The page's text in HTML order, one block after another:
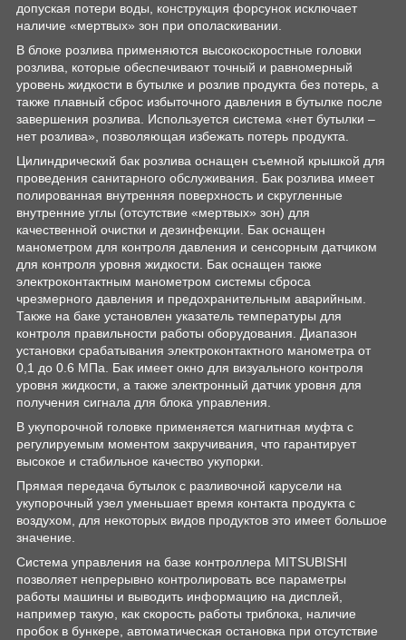
допуская потери воды, конструкция форсунок исключает
наличие «мертвых» зон при ополаскивании.
В блоке розлива применяются высокоскоростные головки
розлива, которые обеспечивают точный и равномерный
уровень жидкости в бутылке и розлив продукта без потерь, а
также плавный сброс избыточного давления в бутылке после
завершения розлива. Используется система «нет бутылки –
нет розлива», позволяющая избежать потерь продукта.
Цилиндрический бак розлива оснащен съемной крышкой для
проведения санитарного обслуживания. Бак розлива имеет
полированная внутренняя поверхность и скругленные
внутренние углы (отсутствие «мертвых» зон) для
качественной очистки и дезинфекции. Бак оснащен
манометром для контроля давления и сенсорным датчиком
для контроля уровня жидкости. Бак оснащен также
электроконтактным манометром системы сброса
чрезмерного давления и предохранительным аварийным.
Также на баке установлен указатель температуры для
контроля правильности работы оборудования. Диапазон
установки срабатывания электроконтактного манометра от
0,1 до 0.6 МПа. Бак имеет окно для визуального контроля
уровня жидкости, а также электронный датчик уровня для
получения сигнала для блока управления.
В укупорочной головке применяется магнитная муфта с
регулируемым моментом закручивания, что гарантирует
высокое и стабильное качество укупорки.
Прямая передача бутылок с разливочной карусели на
укупорочный узел уменьшает время контакта продукта с
воздухом, для некоторых видов продуктов это имеет большое
значение.
Система управления на базе контроллера MITSUBISHI
позволяет непрерывно контролировать все параметры
работы машины и выводить информацию на дисплей,
например такую, как скорость работы триблока, наличие
пробок в бункере, автоматическая остановка при отсутствие